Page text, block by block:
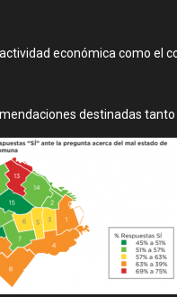
económica como
destinadas